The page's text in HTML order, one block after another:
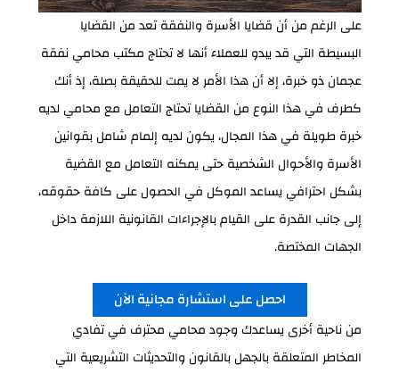
على الرغم من أن قضايا الأسرة والنفقة تعد من القضايا
البسيطة التي قد يبدو للعملاء أنها لا تحتاج مكتب محامي نفقة
عجمان ذو خبرة، إلا أن هذا الأمر لا يمت للحقيقة بصلة، إذ أنك
كطرف في هذا النوع من القضايا تحتاج التعامل مع محامي لديه
خبرة طويلة في هذا المجال، يكون لديه إلمام شامل بقوانين
الأسرة والأحوال الشخصية حتى يمكنه التعامل مع القضية
بشكل احترافي يساعد الموكل في الحصول على كافة حقوقه،
إلى جانب القدرة على القيام بالإجراءات القانونية اللازمة داخل
الجهات المختصة.
احصل على استشارة مجانية الآن
من ناحية أخرى يساعدك وجود محامي محترف في تفادي
المخاطر المتعلقة بالجهل بالقانون والتحديثات التشريعية التي